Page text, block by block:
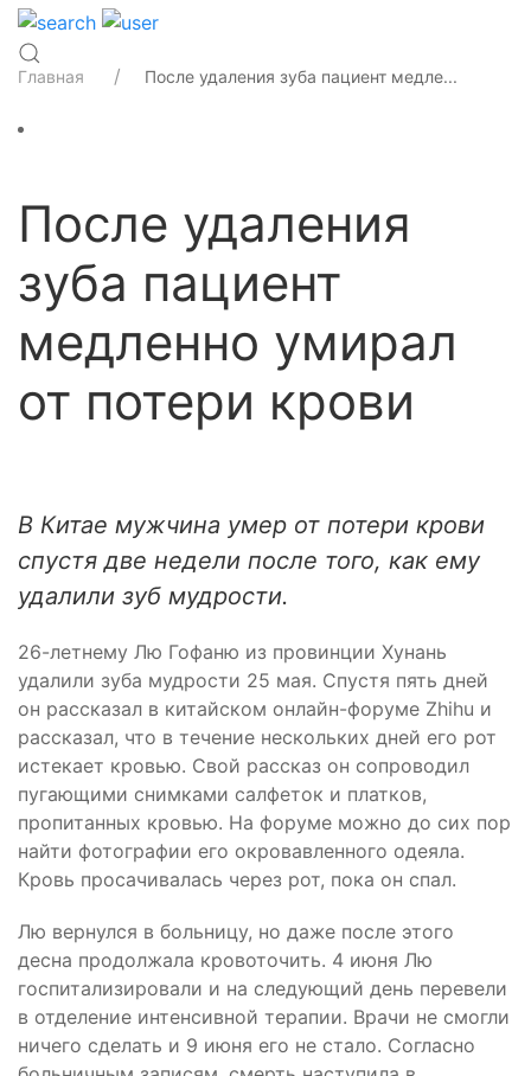
Главная После удаления зуба пациент медле...
После удаления
зуба пациент
медленно умирал
от потери крови
В Китае мужчина умер от потери крови
спустя две недели после того, как ему
удалили зуб мудрости.
26-летнему Лю Гофаню из провинции Хунань
удалили зуба мудрости 25 мая. Спустя пять дней
он рассказал в китайском онлайн-форуме Zhihu и
рассказал, что в течение нескольких дней его рот
истекает кровью. Свой рассказ он сопроводил
пугающими снимками салфеток и платков,
пропитанных кровью. На форуме можно до сих пор
найти фотографии его окровавленного одеяла.
Кровь просачивалась через рот, пока он спал.
Лю вернулся в больницу, но даже после этого
десна продолжала кровоточить. 4 июня Лю
госпитализировали и на следующий день перевели
в отделение интенсивной терапии. Врачи не смогли
ничего сделать и 9 июня его не стало. Согласно